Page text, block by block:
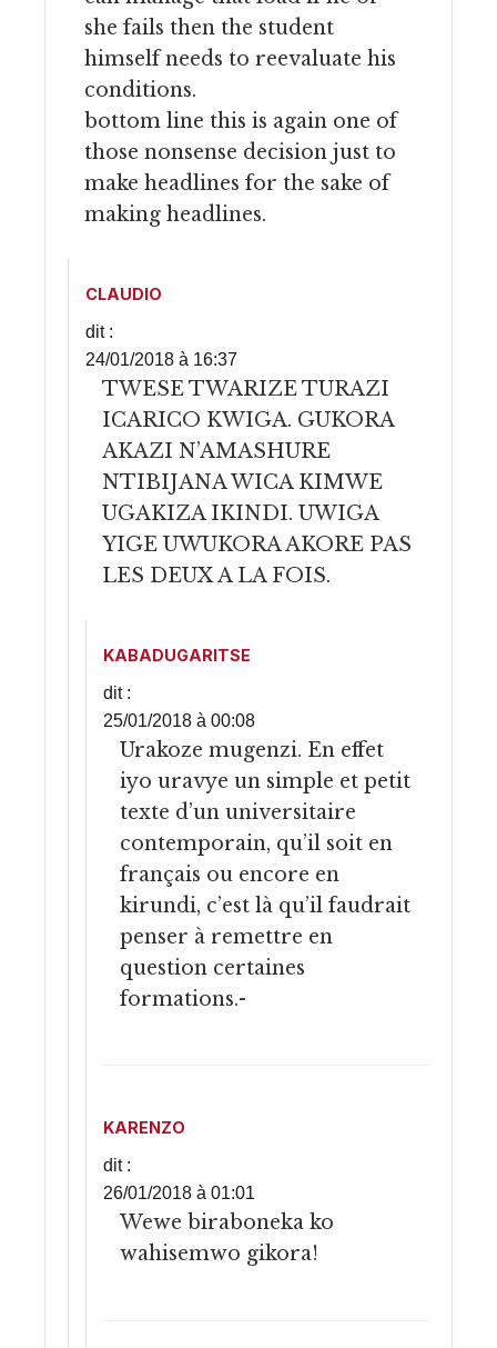
she fails then the student
himself needs to reevaluate his
conditions.
bottom line this is again one of
those nonsense decision just to
make headlines for the sake of
making headlines.
CLAUDIO
dit :
24/01/2018 à 16:37
TWESE TWARIZE TURAZI
ICARICO KWIGA. GUKORA
AKAZI N’AMASHURE
NTIBIJANA WICA KIMWE
UGAKIZA IKINDI. UWIGA
YIGE UWUKORA AKORE PAS
LES DEUX A LA FOIS.
KABADUGARITSE
dit :
25/01/2018 à 00:08
Urakoze mugenzi. En effet
iyo uravye un simple et petit
texte d’un universitaire
contemporain, qu’il soit en
français ou encore en
kirundi, c’est là qu’il faudrait
penser à remettre en
question certaines
formations.-
KARENZO
dit :
26/01/2018 à 01:01
Wewe biraboneka ko
wahisemwo gikora!